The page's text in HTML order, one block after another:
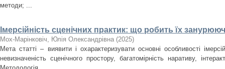
методи; ...
Імерсійність сценічних практик: що робить їх
Мох-Марінковіч, Юлія Олександрівна (2025)
Мета статті – виявити і охарактеризувати основні особливості
невизначеність сценічного простору, багатомірність наративу,